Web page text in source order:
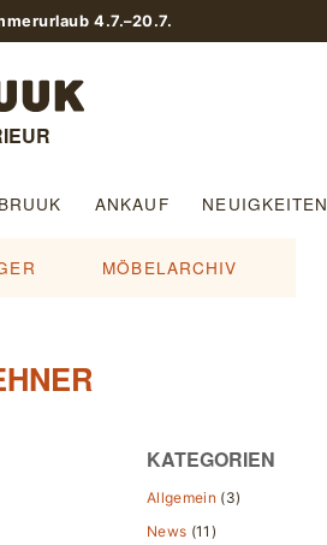
4.7.–20.7.
ANKAUF NEUIGKEITEN
MÖBELARCHIV
KATEGORIEN
Allgemein (3)
News (11)